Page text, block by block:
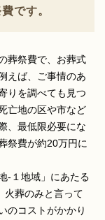
です。
葬祭費で、お葬式
えば、ご事情のあ
りを調べても見つ
亡地の区や市など
、最低限必要にな
祭費が約20万円に
-１地域」にあたる
火葬のみと言って
のコストがかかり